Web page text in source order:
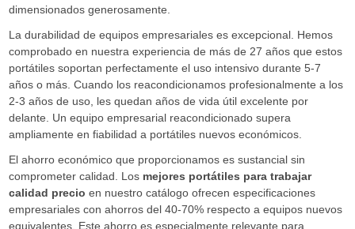
dimensionados generosamente.
La durabilidad de equipos empresariales es excepcional. Hemos
comprobado en nuestra experiencia de más de 27 años que estos
portátiles soportan perfectamente el uso intensivo durante 5-7
años o más. Cuando los reacondicionamos profesionalmente a los
2-3 años de uso, les quedan años de vida útil excelente por
delante. Un equipo empresarial reacondicionado supera
ampliamente en fiabilidad a portátiles nuevos económicos.
El ahorro económico que proporcionamos es sustancial sin
comprometer calidad. Los mejores portátiles para trabajar
calidad precio en nuestro catálogo ofrecen especificaciones
empresariales con ahorros del 40-70% respecto a equipos nuevos
equivalentes. Este ahorro es especialmente relevante para